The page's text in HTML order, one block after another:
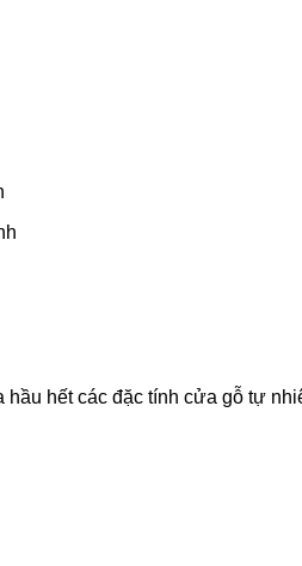
hết các đặc tính cửa gỗ tự